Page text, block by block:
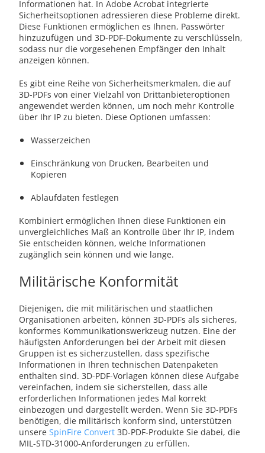
Informationen hat. In Adobe Acrobat integrierte
Sicherheitsoptionen adressieren diese Probleme direkt.
Diese Funktionen ermöglichen es Ihnen, Passwörter
hinzuzufügen und 3D-PDF-Dokumente zu verschlüsseln,
sodass nur die vorgesehenen Empfänger den Inhalt
anzeigen können.
Es gibt eine Reihe von Sicherheitsmerkmalen, die auf
3D-PDFs von einer Vielzahl von Drittanbieteroptionen
angewendet werden können, um noch mehr Kontrolle
über Ihr IP zu bieten. Diese Optionen umfassen:
Wasserzeichen
Einschränkung von Drucken, Bearbeiten und
Kopieren
Ablaufdaten festlegen
Kombiniert ermöglichen Ihnen diese Funktionen ein
unvergleichliches Maß an Kontrolle über Ihr IP, indem
Sie entscheiden können, welche Informationen
zugänglich sein können und wie lange.
Militärische Konformität
Diejenigen, die mit militärischen und staatlichen
Organisationen arbeiten, können 3D-PDFs als sicheres,
konformes Kommunikationswerkzeug nutzen. Eine der
häufigsten Anforderungen bei der Arbeit mit diesen
Gruppen ist es sicherzustellen, dass spezifische
Informationen in Ihren technischen Datenpaketen
enthalten sind. 3D-PDF-Vorlagen können diese Aufgabe
vereinfachen, indem sie sicherstellen, dass alle
erforderlichen Informationen jedes Mal korrekt
einbezogen und dargestellt werden. Wenn Sie 3D-PDFs
benötigen, die militärisch konform sind, unterstützen
unsere SpinFire Convert 3D-PDF-Produkte Sie dabei, die
MIL-STD-31000-Anforderungen zu erfüllen.